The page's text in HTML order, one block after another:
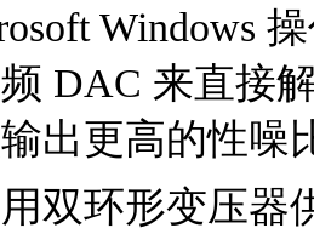
Windows
DAC 来直接
出更高的性噪
双环形变压器